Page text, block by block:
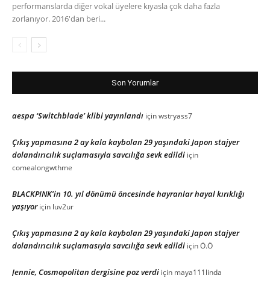
performanslarda diğer vokal üyelere kıyasla çok daha fazla
zorlanıyor. 2016'dan beri...
Son Yorumlar
aespa ‘Switchblade’ klibi yayınlandı içinwstryass7
Çıkış yapmasına 2 ay kala kaybolan 29 yaşındaki Japon stajyer
dolandırıcılık suçlamasıyla savcılığa sevk edildi için
comealongwthme
BLACKPINK’in 10. yıl dönümü öncesinde hayranlar hayal kırıklığı
yaşıyoriçin luv2ur
Çıkış yapmasına 2 ay kala kaybolan 29 yaşındaki Japon stajyer
dolandırıcılık suçlamasıyla savcılığa sevk edildi içinÖ.Ö
Jennie, Cosmopolitan dergisine poz verdi için maya111linda